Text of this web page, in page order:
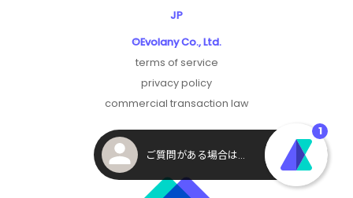
JP
©Evolany Co., Ltd.
terms of service
privacy policy
commercial transaction law